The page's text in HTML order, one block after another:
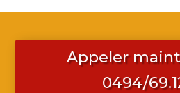
Appeler
0494/